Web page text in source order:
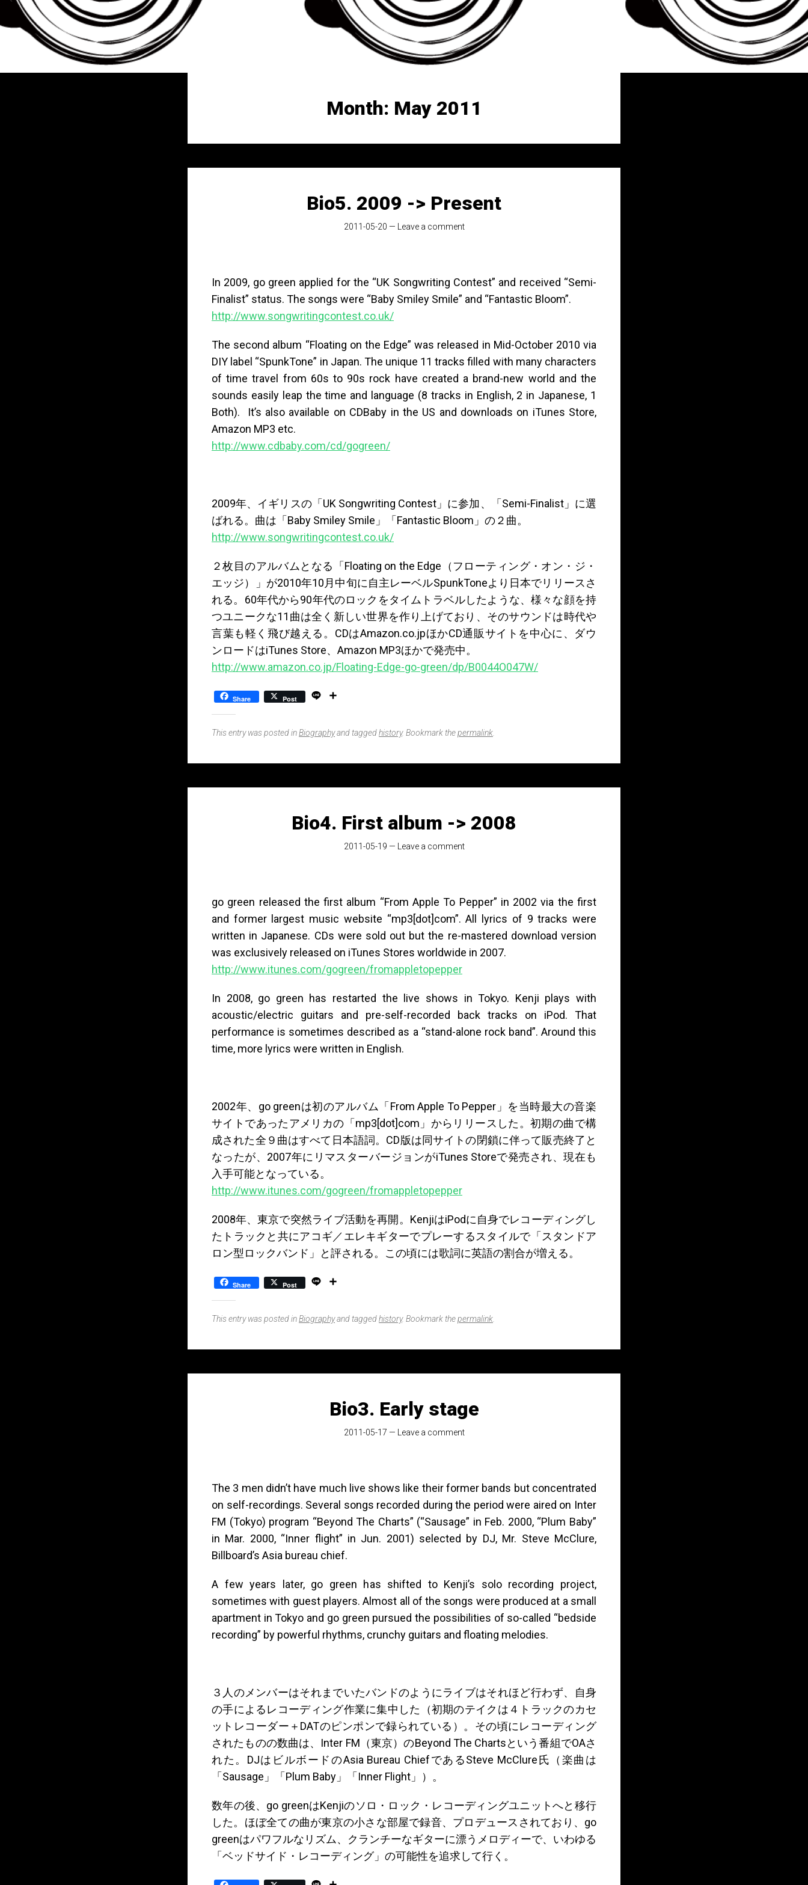
Month: May 2011
Bio5. 2009 -> Present
2011-05-20 — Leave a comment
In 2009, go green applied for the “UK Songwriting Contest” and received “Semi-
Finalist” status. The songs were “Baby Smiley Smile” and “Fantastic Bloom”.
http://www.songwritingcontest.co.uk/
The second album “Floating on the Edge” was released in Mid-October 2010 via
DIY label “SpunkTone” in Japan. The unique 11 tracks filled with many characters
of time travel from 60s to 90s rock have created a brand-new world and the
sounds easily leap the time and language (8 tracks in English, 2 in Japanese, 1
Both). It’s also available on CDBaby in the US and downloads on iTunes Store,
Amazon MP3 etc.
http://www.cdbaby.com/cd/gogreen/
2009年、イギリスの「UK Songwriting Contest」に参加、「Semi-Finalist」に選
ばれる。曲は「Baby Smiley Smile」「Fantastic Bloom」の２曲。
http://www.songwritingcontest.co.uk/
２枚目のアルバムとなる「Floating on the Edge（フローティング・オン・ジ・
エッジ）」が2010年10月中旬に自主レーベルSpunkToneより日本でリリースさ
れる。60年代から90年代のロックをタイムトラベルしたような、様々な顔を持
つユニークな11曲は全く新しい世界を作り上げており、そのサウンドは時代や
言葉も軽く飛び越える。CDはAmazon.co.jpほかCD通販サイトを中心に、ダウ
ンロードはiTunes Store、Amazon MP3ほかで発売中。
http://www.amazon.co.jp/Floating-Edge-go-green/dp/B0044O047W/
Share Post
e
r
This entry was posted inBiographyand taggedhistory. Bookmark thepermalink.
Bio4. First album -> 2008
2011-05-19 — Leave a comment
go green released the first album “From Apple To Pepper” in 2002 via the first
and former largest music website “mp3[dot]com”. All lyrics of 9 tracks were
written in Japanese. CDs were sold out but the re-mastered download version
was exclusively released on iTunes Stores worldwide in 2007.
http://www.itunes.com/gogreen/fromappletopepper
In 2008, go green has restarted the live shows in Tokyo. Kenji plays with
acoustic/electric guitars and pre-self-recorded back tracks on iPod. That
performance is sometimes described as a “stand-alone rock band”. Around this
time, more lyrics were written in English.
2002年、go greenは初のアルバム「From Apple To Pepper」を当時最大の音楽
サイトであったアメリカの「mp3[dot]com」からリリースした。初期の曲で構
成された全９曲はすべて日本語詞。CD版は同サイトの閉鎖に伴って販売終了と
なったが、2007年にリマスターバージョンがiTunes Storeで発売され、現在も
入手可能となっている。
http://www.itunes.com/gogreen/fromappletopepper
2008年、東京で突然ライブ活動を再開。KenjiはiPodに自身でレコーディングし
たトラックと共にアコギ／エレキギターでプレーするスタイルで「スタンドア
ロン型ロックバンド」と評される。この頃には歌詞に英語の割合が増える。
Share Post
e
r
This entry was posted inBiographyand taggedhistory. Bookmark thepermalink.
Bio3. Early stage
2011-05-17 — Leave a comment
The 3 men didn’t have much live shows like their former bands but concentrated
on self-recordings. Several songs recorded during the period were aired on Inter
FM (Tokyo) program “Beyond The Charts” (“Sausage” in Feb. 2000, “Plum Baby”
in Mar. 2000, “Inner flight” in Jun. 2001) selected by DJ, Mr. Steve McClure,
Billboard’s Asia bureau chief.
A few years later, go green has shifted to Kenji’s solo recording project,
sometimes with guest players. Almost all of the songs were produced at a small
apartment in Tokyo and go green pursued the possibilities of so-called “bedside
recording” by powerful rhythms, crunchy guitars and floating melodies.
３人のメンバーはそれまでいたバンドのようにライブはそれほど行わず、自身
の手によるレコーディング作業に集中した（初期のテイクは４トラックのカセ
ットレコーダー＋DATのピンポンで録られている）。その頃にレコーディング
されたものの数曲は、Inter FM（東京）のBeyond The Chartsという番組でOAさ
れた。DJはビルボードのAsia Bureau ChiefであるSteve McClure氏（楽曲は
「Sausage」「Plum Baby」「Inner Flight」）。
数年の後、go greenはKenjiのソロ・ロック・レコーディングユニットへと移行
した。ほぼ全ての曲が東京の小さな部屋で録音、プロデュースされており、go
greenはパワフルなリズム、クランチーなギターに漂うメロディーで、いわゆる
「ベッドサイド・レコーディング」の可能性を追求して行く。